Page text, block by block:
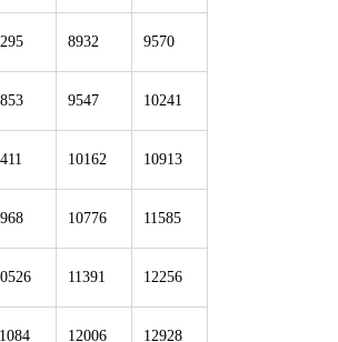
8932 9570
9547 10241
10162 10913
10776 11585
11391 12256
12006 12928